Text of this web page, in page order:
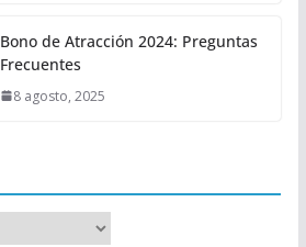
Bono de Atracción 2024: Preguntas
Frecuentes
8 agosto, 2025